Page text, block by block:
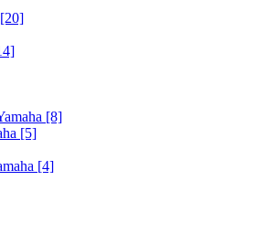
[20]
[8]
[5]
[4]